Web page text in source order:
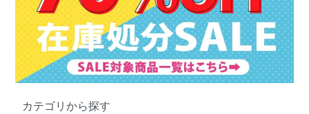
カテゴリから探す